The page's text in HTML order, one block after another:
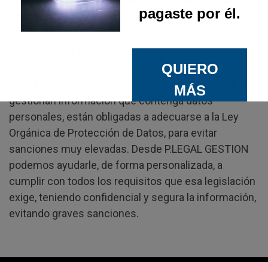
altamente cualificados.
Todas las personas tanto físicas como jurídicas, que
gestionan información que contenga datos
personales, están obligadas a adecuarse a la Ley
Orgánica de Protección de Datos, para evitar
sanciones muy elevadas. Desde P.LEGAL GESTION
podemos ayudarle, de forma personalizada, a
cumplir con todos los requisitos que esa legislación
exige, teniendo confidencial y segura la información,
evitando graves sanciones.
pagaste por él.
QUIERO
MÁS
INFORMACI
ÓN